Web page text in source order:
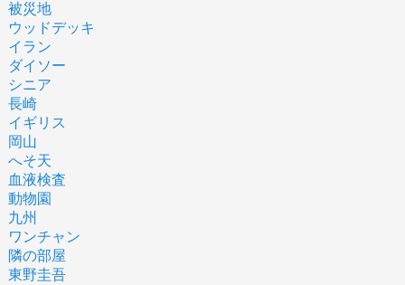
被災地
ウッドデッキ
イラン
ダイソー
シニア
長崎
イギリス
岡山
へそ天
血液検査
動物園
九州
ワンチャン
隣の部屋
東野圭吾